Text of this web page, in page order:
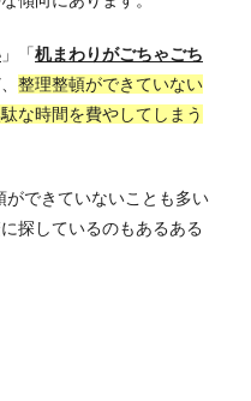
」「机まわりがごちゃごち
整理整頓ができていない
な時間を費やしてしまう
できていないことも多い
探しているのもあるある